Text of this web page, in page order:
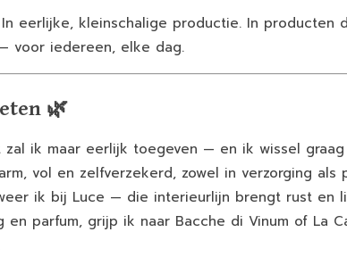
eerlijke, kleinschalige productie. In
voor iedereen, elke dag.
🌿
ik maar eerlijk toegeven — en ik wissel
vol en zelfverzekerd, zowel in verzorging
ik bij Luce — die interieurlijn brengt rust en
parfum, grijp ik naar Bacche di Vinum of La